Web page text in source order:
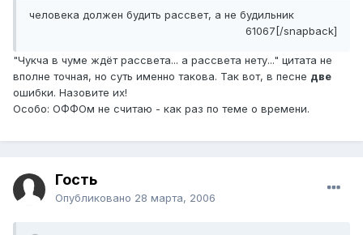
человека должен будить рассвет, а не будильник
61067[/snapback]
"Чукча в чуме ждёт рассвета... а рассвета нету..." цитата не
вполне точная, но суть именно такова. Так вот, в песне две
ошибки. Назовите их!
Особо: ОФФОм не считаю - как раз по теме о времени.
Гость
Опубликовано 28 марта, 2006